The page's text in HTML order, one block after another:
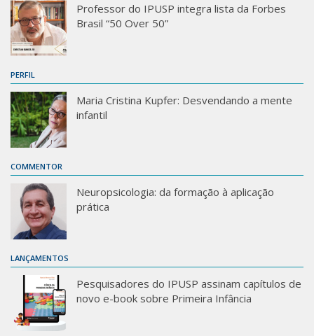
Professor do IPUSP integra lista da Forbes
Brasil “50 Over 50”
PERFIL
Maria Cristina Kupfer: Desvendando a mente
infantil
COMMENTOR
Neuropsicologia: da formação à aplicação
prática
LANÇAMENTOS
Pesquisadores do IPUSP assinam capítulos de
novo e-book sobre Primeira Infância